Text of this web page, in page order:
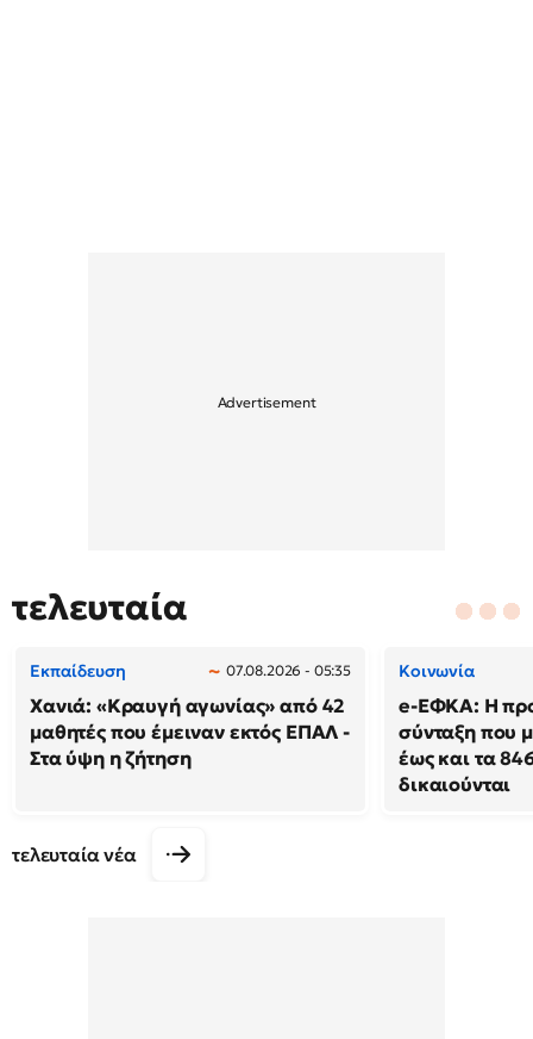
τελευταία
Εκπαίδευση 07.08.2026 - 05:35
Χανιά: «Κραυγή αγωνίας» από 42
μαθητές που έμειναν εκτός ΕΠΑΛ -
Στα ύψη η ζήτηση
Κοινωνία
e-ΕΦΚΑ: Η
σύνταξη που
έως και τα
δικαιούνται
τελευταία νέα